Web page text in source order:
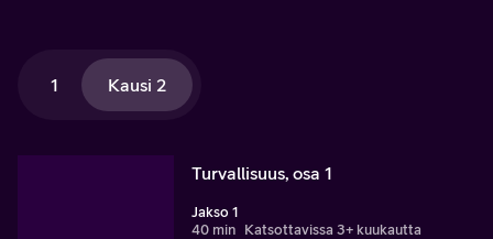
1 Kausi 2
Turvallisuus, osa 1
Jakso 1
40 min Katsottavissa 3+ kuukautta